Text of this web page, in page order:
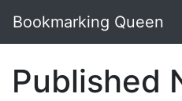
Bookmarking Queen
Published